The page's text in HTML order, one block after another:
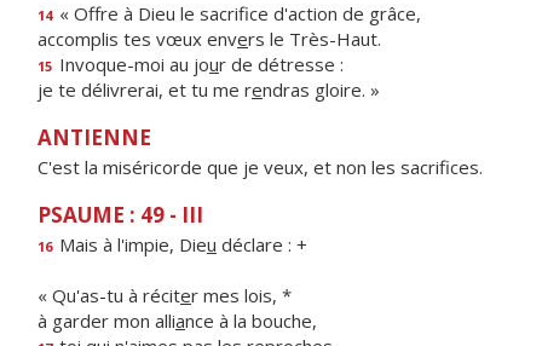
14 « Offre à Dieu le sacrifce d'action de grâce,
accomplis tes vœux envers le Très-Haut.
15 Invoque-moi au jour de détresse :
je te délivrerai, et tu me rendras gloire. »
ANTIENNE
C'est la miséricorde que je veux, et non les sacrifices.
PSAUME : 49 - III
16 Mais à l'impie, Dieu déclare : +
« Qu'as-tu à réciter mes lois, *
à garder mon alliance à la bouche,